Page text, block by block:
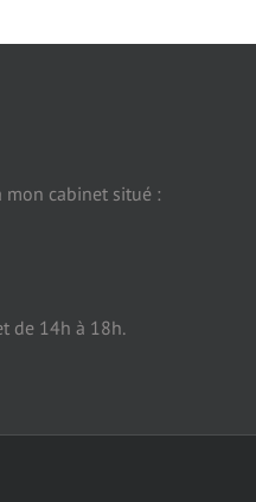
mon cabinet situé :
de 14h à 18h.